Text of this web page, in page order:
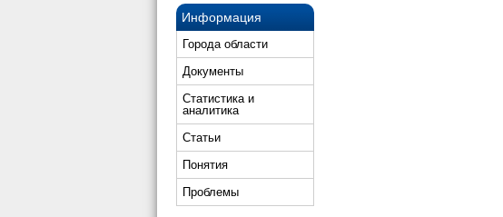
Информация
Города области
Документы
Статистика и
аналитика
Статьи
Понятия
Проблемы